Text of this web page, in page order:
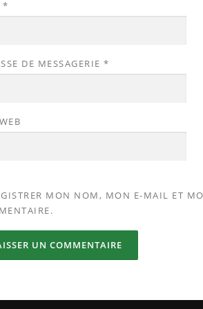
*
DE MESSAGERIE *
MON NOM, MON E-MAIL ET